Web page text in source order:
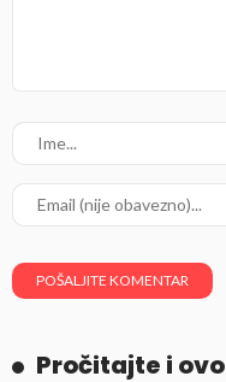
Pročitajte i ovo